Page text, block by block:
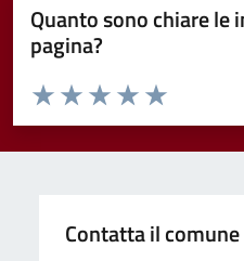
Quanto sono chiare
pagina?
Valuta da 1 a 5 stelle la pagina
Valuta 5
Valuta 4 stelle
Valuta 3 stelle su 5
Valuta 2 stelle su 5
Valuta 1 stelle su 5
Contatta il comune